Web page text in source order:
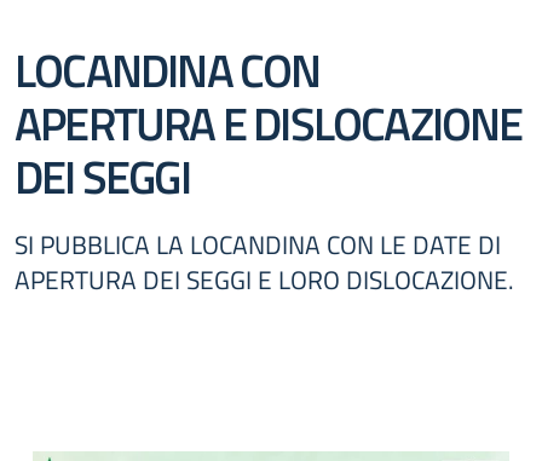
LOCANDINA CON
APERTURA E DISLOCAZIONE
DEI SEGGI
SI PUBBLICA LA LOCANDINA CON LE DATE DI
APERTURA DEI SEGGI E LORO DISLOCAZIONE.